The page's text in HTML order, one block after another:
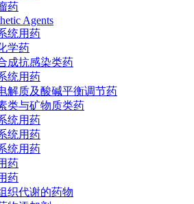
药
Agents
统用药
学药
成抗感染类药
统用药
解质及酸碱平衡调节药
类与矿物质类药
统用药
统用药
统用药
药
药
织代谢的药物